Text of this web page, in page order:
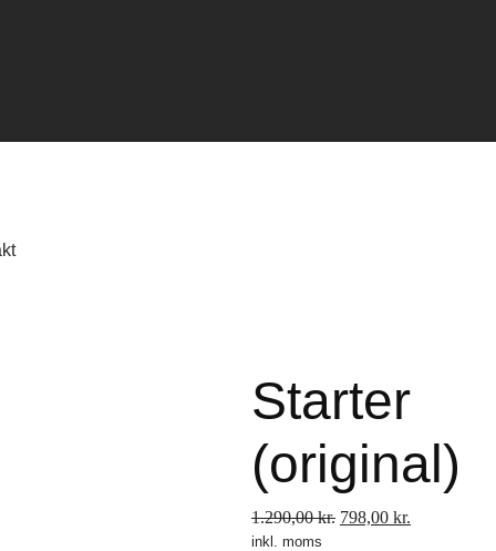
Starter
(original)
1.290,00kr. Den
798,00 kr.
inkl. moms